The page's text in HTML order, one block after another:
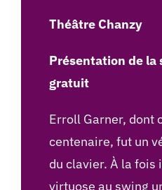
Théâtre Chanzy
Présentation de la
gratuit
Erroll Garner, dont
centenaire, fut un
du clavier. À la fois
virtuose au swing